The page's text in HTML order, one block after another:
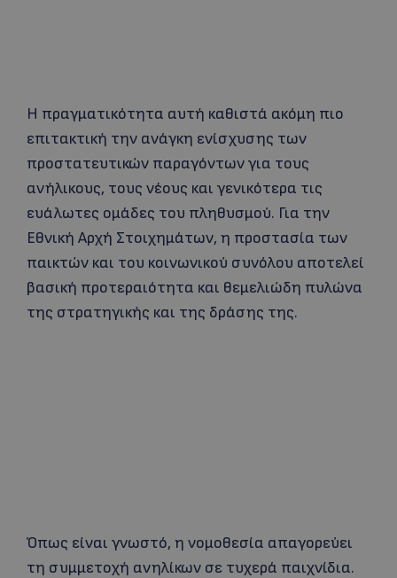
Η πραγματικότητα αυτή καθιστά ακόμη πιο
επιτακτική την ανάγκη ενίσχυσης των
προστατευτικών παραγόντων για τους
ανήλικους, τους νέους και γενικότερα τις
ευάλωτες ομάδες του πληθυσμού. Για την
Εθνική Αρχή Στοιχημάτων, η προστασία των
παικτών και του κοινωνικού συνόλου αποτελεί
βασική προτεραιότητα και θεμελιώδη πυλώνα
της στρατηγικής και της δράσης της.
Όπως είναι γνωστό, η νομοθεσία απαγορεύει
τη συμμετοχή ανηλίκων σε τυχερά παιχνίδια.